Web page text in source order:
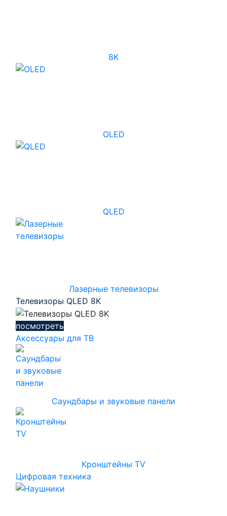
8K
OLED
QLED
Лазерные телевизоры
Телевизоры QLED 8K
посмотреть
Аксессуары для ТВ
Саундбары и звуковые панели
Кронштейны TV
Цифровая техника